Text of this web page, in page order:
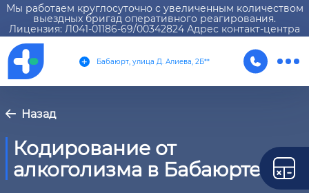
Мы работаем круглосуточно с увеличенным количеством
выездных бригад оперативного реагирования.
Лицензия: Л041-01186-69/00342824 Адрес контакт-центра
Бабаюрт, улица Д. Алиева, 2Б**
Назад
Кодирование от
алкоголизма в Бабаюрте